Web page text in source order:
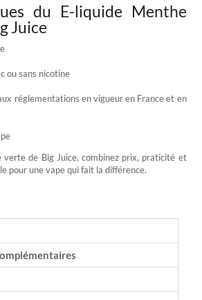
du E-liquide Menthe
Juice
ou sans nicotine
réglementations en vigueur en France et en
verte de Big Juice, combinez prix, praticité et
pour une vape qui fait la différence.